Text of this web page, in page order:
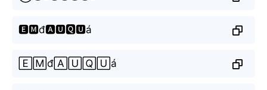
🅴🅼đ🅰🆄🆀🆄á
🄴🄼đ🄰🅄🅀🅄á